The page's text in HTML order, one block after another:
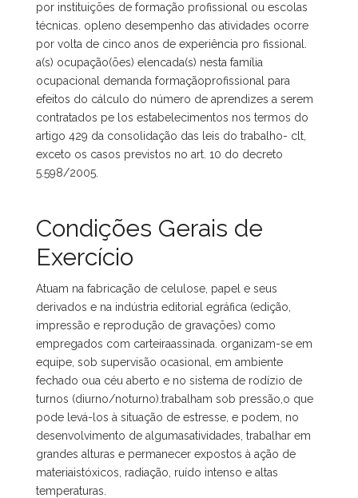
por instituições de formação profissional ou escolas
técnicas. opleno desempenho das atividades ocorre
por volta de cinco anos de experiência pro fissional.
a(s) ocupação(ões) elencada(s) nesta família
ocupacional demanda formaçãoprofissional para
efeitos do cálculo do número de aprendizes a serem
contratados pe los estabelecimentos nos termos do
artigo 429 da consolidação das leis do trabalho- clt,
exceto os casos previstos no art. 10 do decreto
5.598/2005.
Condições Gerais de
Exercício
Atuam na fabricação de celulose, papel e seus
derivados e na indústria editorial egráfica (edição,
impressão e reprodução de gravações) como
empregados com carteiraassinada. organizam-se em
equipe, sob supervisão ocasional, em ambiente
fechado oua céu aberto e no sistema de rodízio de
turnos (diurno/noturno).trabalham sob pressão,o que
pode levá-los à situação de estresse, e podem, no
desenvolvimento de algumasatividades, trabalhar em
grandes alturas e permanecer expostos à ação de
materiaistóxicos, radiação, ruído intenso e altas
temperaturas.